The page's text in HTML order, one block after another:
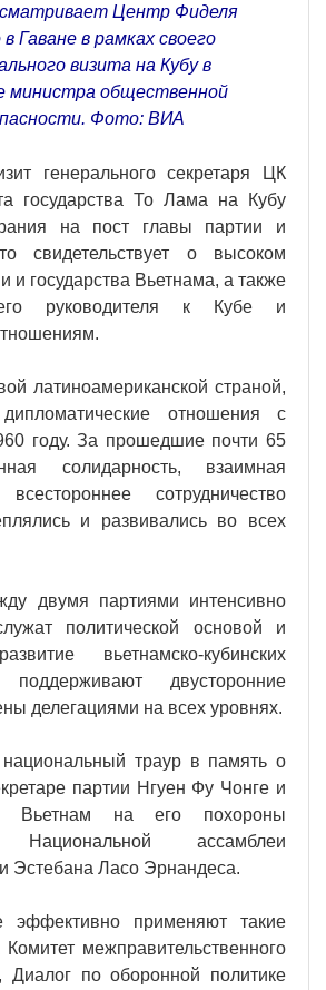
Центр Фиделя
Гаване в рамках своего
визита на Кубу в
министра общественной
Фото: ВИA
генерального секретаря ЦК
государства То Лама на Кубу
на пост главы партии и
свидетельствует о высоком
и государства Вьетнама, а также
руководителя к Кубе и
латиноамериканской страной,
отношения с
году. За прошедшие почти 65
солидарность, взаимная
сотрудничество
и развивались во всех
двумя партиями интенсивно
политической основой и
вьетнамско-кубинских
двусторонние
делегациями на всех уровнях.
траур в память о
партии Нгуен Фу Чонге и
Вьетнам на его похороны
Национальной ассамблеи
Эстебана Ласо Эрнандеса.
эффективно применяют такие
межправительственного
Диалог по оборонной политике